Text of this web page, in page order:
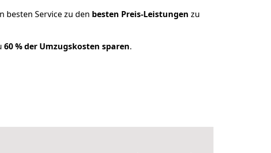
besten Service zu den besten Preis-Leistungen zu
60 % der Umzugskosten sparen.